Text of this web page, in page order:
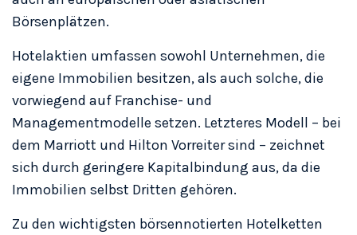
Börsenplätzen.
Hotelaktien umfassen sowohl Unternehmen, die
eigene Immobilien besitzen, als auch solche, die
vorwiegend auf Franchise- und
Managementmodelle setzen. Letzteres Modell – bei
dem Marriott und Hilton Vorreiter sind – zeichnet
sich durch geringere Kapitalbindung aus, da die
Immobilien selbst Dritten gehören.
Zu den wichtigsten börsennotierten Hotelketten